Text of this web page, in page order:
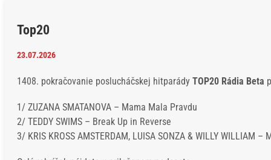
Top20
23.07.2026
1408. pokračovanie poslucháčskej hitparády TOP20 Rádia Beta
1/ ZUZANA SMATANOVA – Mama Mala Pravdu
2/ TEDDY SWIMS – Break Up in Reverse
3/ KRIS KROSS AMSTERDAM, LUISA SONZA & WILLY WILLIAM –